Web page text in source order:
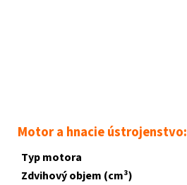
Motor a hnacie ústrojenstvo:
Typ motora
Zdvihový objem (cm³)